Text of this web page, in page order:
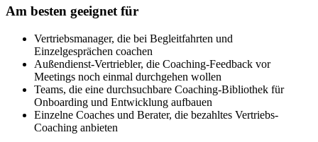
Am besten geeignet für
Vertriebsmanager, die bei Begleitfahrten und
Einzelgesprächen coachen
Außendienst-Vertriebler, die Coaching-Feedback vor
Meetings noch einmal durchgehen wollen
Teams, die eine durchsuchbare Coaching-Bibliothek für
Onboarding und Entwicklung aufbauen
Einzelne Coaches und Berater, die bezahltes Vertriebs-
Coaching anbieten